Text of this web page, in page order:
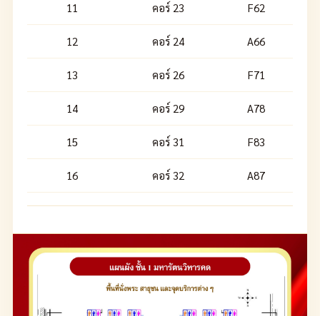
11 คอร์ 23 F62
12 คอร์ 24 A66
13 คอร์ 26 F71
14 คอร์ 29 A78
15 คอร์ 31 F83
16 คอร์ 32 A87